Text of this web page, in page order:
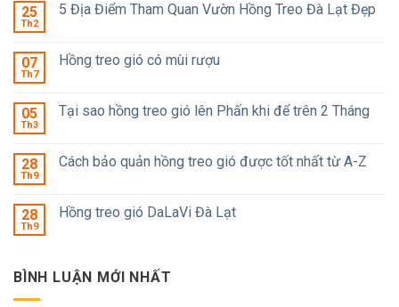
25
Th2
5 Địa Điểm Tham Quan Vườn Hồng Treo Đà Lạt Đẹp
07
Th7
Hồng treo gió có mùi rượu
05
Th3
Tại sao hồng treo gió lên Phấn khi để trên 2 Tháng
28
Th9
Cách bảo quản hồng treo gió được tốt nhất từ A-Z
28
Th9
Hồng treo gió DaLaVi Đà Lạt
BÌNH LUẬN MỚI NHẤT